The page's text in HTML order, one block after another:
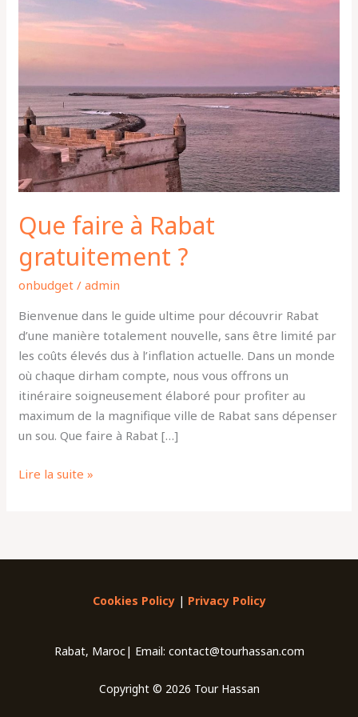
Que faire à Rabat
gratuitement ?
onbudget /admin
Bienvenue dans le guide ultime pour découvrir Rabat
d’une manière totalement nouvelle, sans être limité par
les coûts élevés dus à l’inflation actuelle. Dans un monde
où chaque dirham compte, nous vous offrons un
itinéraire soigneusement élaboré pour profiter au
maximum de la magnifique ville de Rabat sans dépenser
un sou. Que faire à Rabat […]
Rabat
gratuitement
Lire la suite »
Cookies Policy| Privacy Policy
Rabat, Maroc| Email: contact@tourhassan.com
Copyright © 2026 Tour Hassan